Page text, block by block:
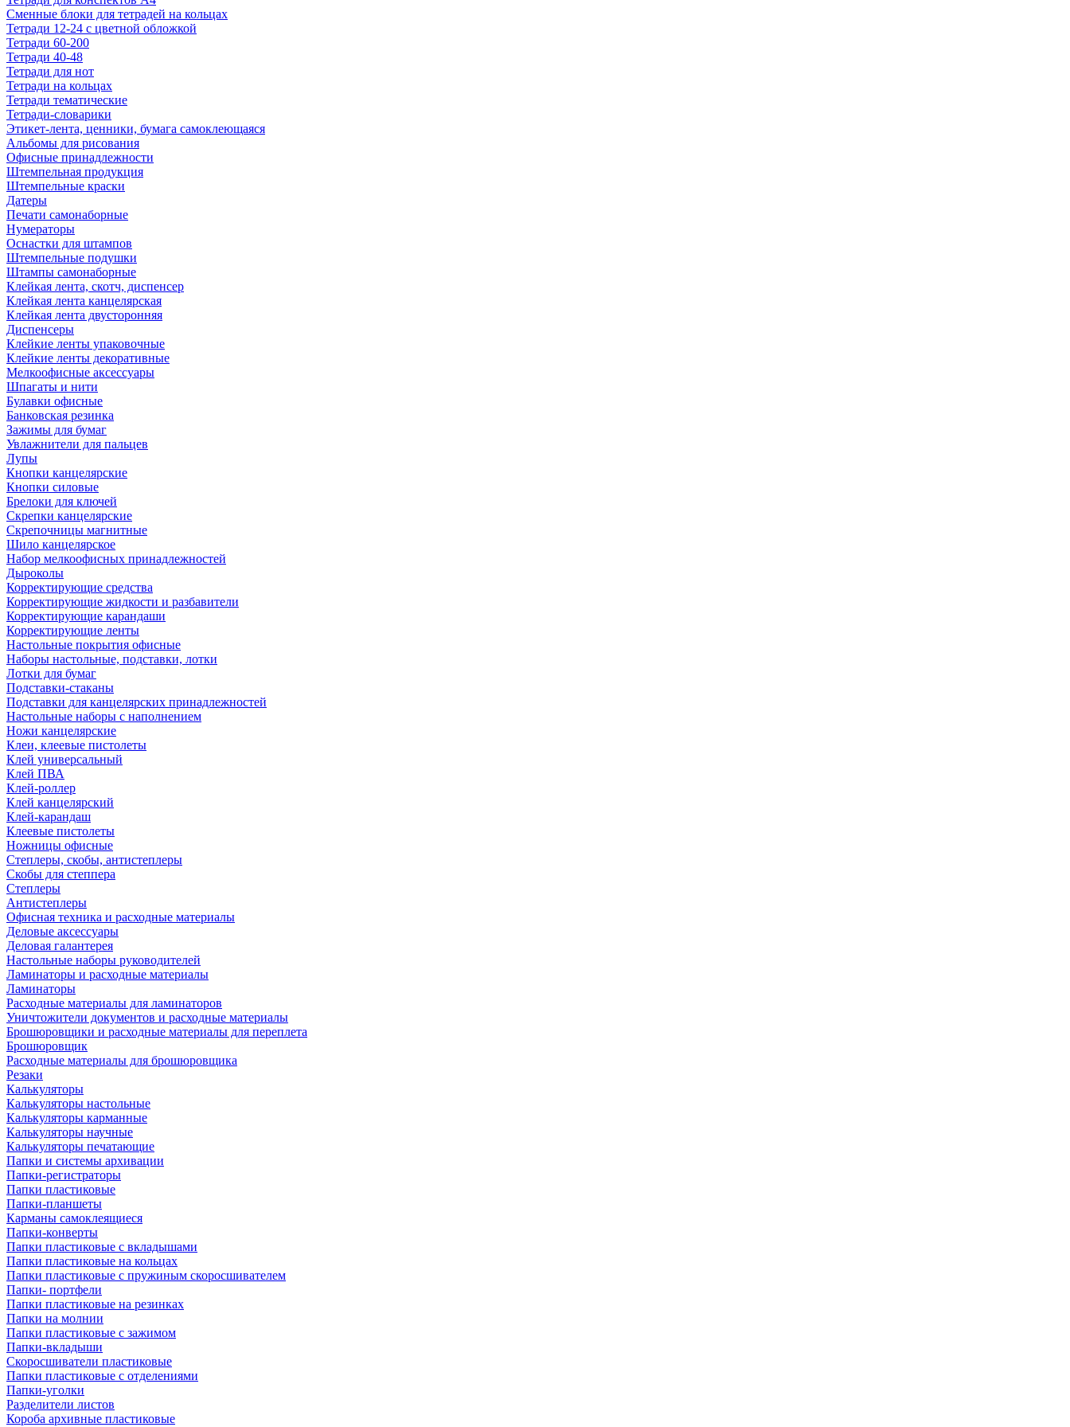
Сменные блоки для тетрадей на кольцах
Тетради 12-24 с цветной обложкой
Тетради 60-200
Тетради 40-48
Тетради для нот
Тетради на кольцах
Тетради тематические
Тетради-словарики
Этикет-лента, ценники, бумага самоклеющаяся
Альбомы для рисования
Офисные принадлежности
Штемпельная продукция
Штемпельные краски
Датеры
Печати самонаборные
Нумераторы
Оснастки для штампов
Штемпельные подушки
Штампы самонаборные
Клейкая лента, скотч, диспенсер
Клейкая лента канцелярская
Клейкая лента двусторонняя
Диспенсеры
Клейкие ленты упаковочные
Клейкие ленты декоративные
Мелкоофисные аксессуары
Шпагаты и нити
Булавки офисные
Банковская резинка
Зажимы для бумаг
Увлажнители для пальцев
Лупы
Кнопки канцелярские
Кнопки силовые
Брелоки для ключей
Скрепки канцелярские
Скрепочницы магнитные
Шило канцелярское
Набор мелкоофисных принадлежностей
Дыроколы
Корректирующие средства
Корректирующие жидкости и разбавители
Корректирующие карандаши
Корректирующие ленты
Настольные покрытия офисные
Наборы настольные, подставки, лотки
Лотки для бумаг
Подставки-стаканы
Подставки для канцелярских принадлежностей
Настольные наборы с наполнением
Ножи канцелярские
Клеи, клеевые пистолеты
Клей универсальный
Клей ПВА
Клей-роллер
Клей канцелярский
Клей-карандаш
Клеевые пистолеты
Ножницы офисные
Степлеры, скобы, антистеплеры
Скобы для степпера
Степлеры
Антистеплеры
Офисная техника и расходные материалы
Деловые аксессуары
Деловая галантерея
Настольные наборы руководителей
Ламинаторы и расходные материалы
Ламинаторы
Расходные материалы для ламинаторов
Уничтожители документов и расходные материалы
Брошюровщики и расходные материалы для переплета
Брошюровщик
Расходные материалы для брошюровщика
Резаки
Калькуляторы
Калькуляторы настольные
Калькуляторы карманные
Калькуляторы научные
Калькуляторы печатающие
Папки и системы архивации
Папки-регистраторы
Папки пластиковые
Папки-планшеты
Карманы самоклеящиеся
Папки-конверты
Папки пластиковые с вкладышами
Папки пластиковые на кольцах
Папки пластиковые с пружиным скоросшивателем
Папки- портфели
Папки пластиковые на резинках
Папки на молнии
Папки пластиковые с зажимом
Папки-вкладыши
Скоросшиватели пластиковые
Папки пластиковые с отделениями
Папки-уголки
Разделители листов
Короба архивные пластиковые